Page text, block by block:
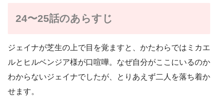
24〜25話のあらすじ
ジェイナが芝生の上で目を覚ますと、かたわらではミカエ
ルとヒルベンジア様が口喧嘩。なぜ自分がここにいるのか
わからないジェイナでしたが、とりあえず二人を落ち着か
せます。